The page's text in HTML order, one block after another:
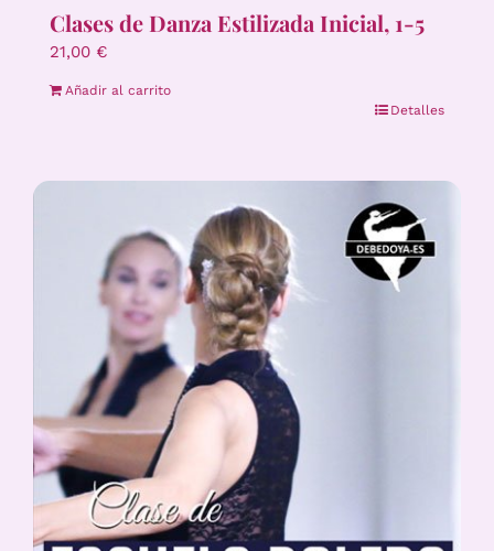
Clases de Danza Estilizada Inicial, 1-5
21,00 €
Añadir al carrito
Detalles